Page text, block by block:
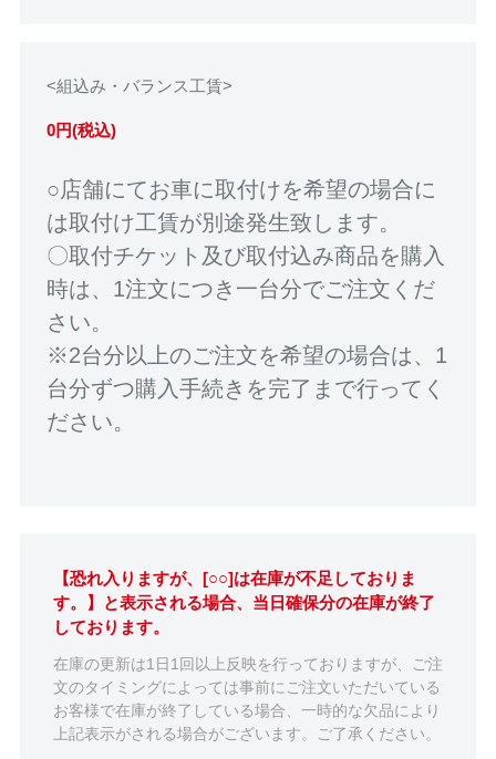
<組込み・バランス工賃>
0円(税込)
○店舗にてお車に取付けを希望の場合に
は取付け工賃が別途発生致します。
〇取付チケット及び取付込み商品を購入
時は、1注文につき一台分でご注文くだ
さい。
※2台分以上のご注文を希望の場合は、1
台分ずつ購入手続きを完了まで行ってく
ださい。
【恐れ入りますが、[○○]は在庫が不足しておりま
す。】と表示される場合、当日確保分の在庫が終了
しております。
在庫の更新は1日1回以上反映を行っておりますが、ご注
文のタイミングによっては事前にご注文いただいている
お客様で在庫が終了している場合、一時的な欠品により
上記表示がされる場合がございます。ご了承ください。